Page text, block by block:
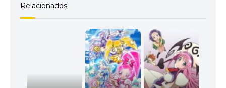
Relacionados